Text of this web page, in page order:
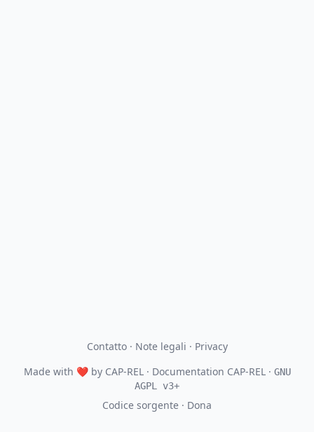
Contatto· Note legali · Privacy
Made with ❤by CAP-REL· Documentation CAP-REL · GNU
AGPL v3+
Codice sorgente · Dona